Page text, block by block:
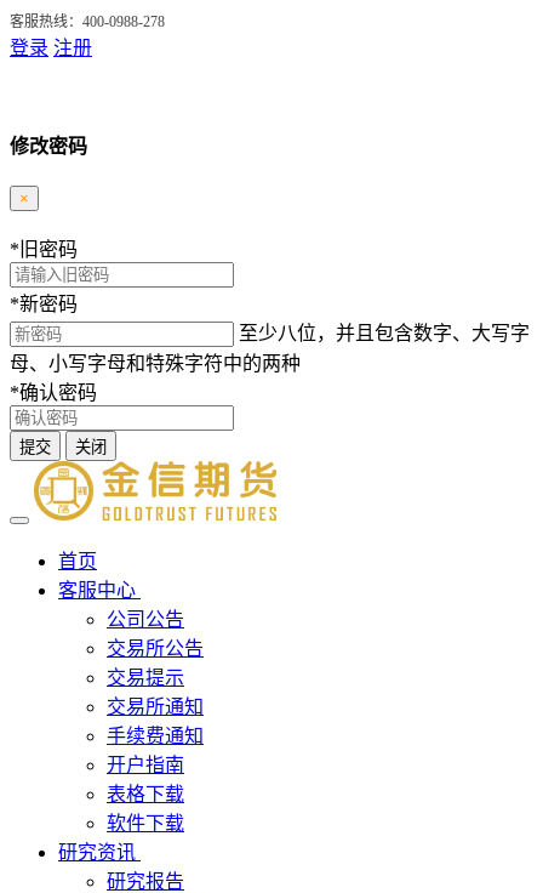
客服热线：400-0988-278
登录 注册
修改密码
×
* 旧密码
*新密码
至少八位，并且包含数字、大写字
母、小写字母和特殊字符中的两种
*确认密码
提交 关闭
首页
客服中心
公司公告
交易所公告
交易提示
交易所通知
手续费通知
开户指南
表格下载
软件下载
研究资讯
研究报告